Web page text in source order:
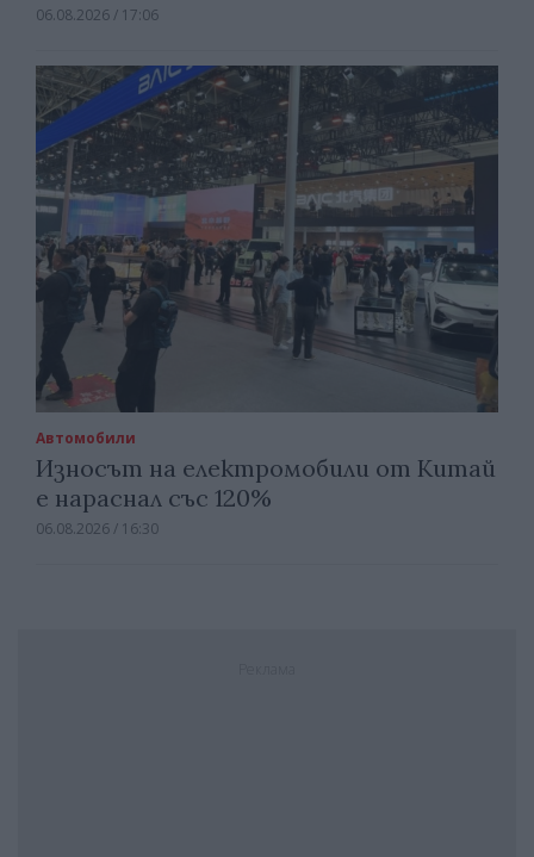
06.08.2026 / 17:06
Автомобили
Износът на електромобили от Китай
е нараснал със 120%
06.08.2026 / 16:30